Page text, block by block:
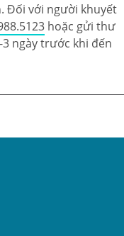
Đối với người khuyết
hoặc gửi thư
3 ngày trước khi đến